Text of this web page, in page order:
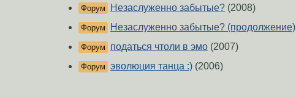
Форум Незаслуженно забытые? (2008)
Форум Незаслуженно забытые? (продолжение)
Форум податься чтоли в эмо (2007)
Форум эволюция танца :) (2006)